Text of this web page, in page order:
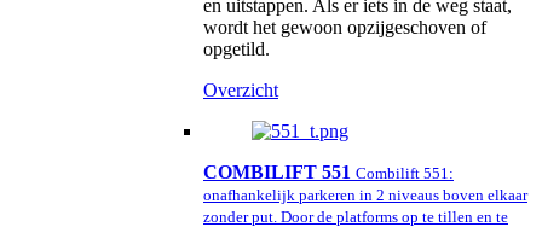
en uitstappen. Als er iets in de weg staat,
wordt het gewoon opzijgeschoven of
opgetild.
Overzicht
COMBILIFT 551 Combilift 551:
onafhankelijk parkeren in 2 niveaus boven elkaar
zonder put. Door de platforms op te tillen en te